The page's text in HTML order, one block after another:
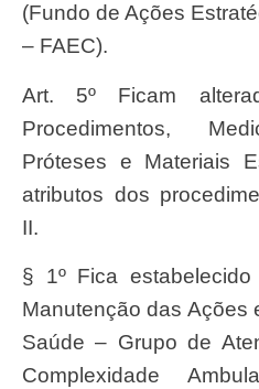
(Fundo de Ações
– FAEC).
Art. 5º Ficam alterados, na Tabela de
Procedimentos,
Próteses e Materiais
atributos dos
II.
§ 1º Fica
Manutenção das Ações
Saúde – Grupo de
Complexidade